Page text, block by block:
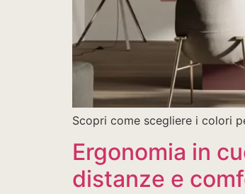
Scopri come scegliere i colori
Ergonomia in
distanze e